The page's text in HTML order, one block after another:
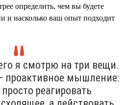
определить, чем вы будете
и насколько ваш опыт подходит
я смотрю на три вещи.
проактивное мышление:
просто реагировать